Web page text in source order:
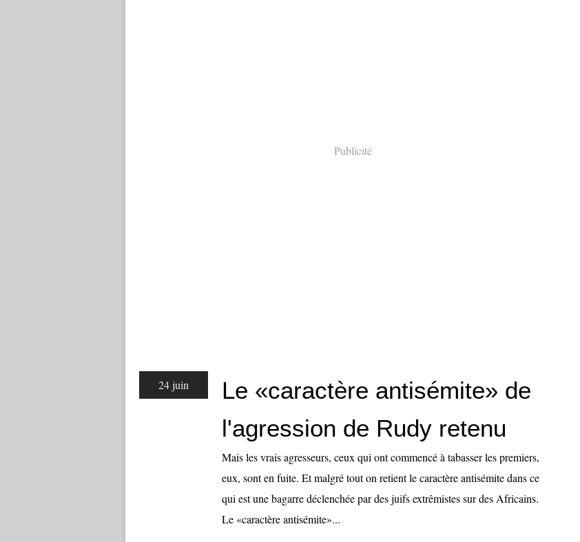
Publicité
24 juin
Le «caractère antisémite» de
l'agression de Rudy retenu
Mais les vrais agresseurs, ceux qui ont commencé à tabasser les premiers,
eux, sont en fuite. Et malgré tout on retient le caractère antisémite dans ce
qui est une bagarre déclenchée par des juifs extrêmistes sur des Africains.
Le «caractère antisémite»...